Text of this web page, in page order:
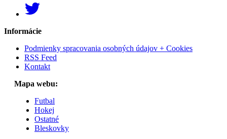
Informácie
Podmienky spracovania osobných údajov + Cookies
RSS Feed
Kontakt
Mapa webu:
Futbal
Hokej
Ostatné
Bleskovky